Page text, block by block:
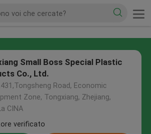
Small Boss Special Plastic
Co., Ltd.
Road, Economic
Zone, Tongxiang, Zhejiang,
CINA
verificato